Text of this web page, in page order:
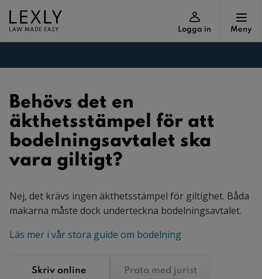
Logga in Meny
Behövs det en
äkthetsstämpel för att
bodelningsavtalet ska
vara giltigt?
Nej, det krävs ingen äkthetsstämpel för giltighet. Båda
makarna måste dock underteckna bodelningsavtalet.
Läs mer i vår stora guide om bodelning
Skriv online
Prata med jurist